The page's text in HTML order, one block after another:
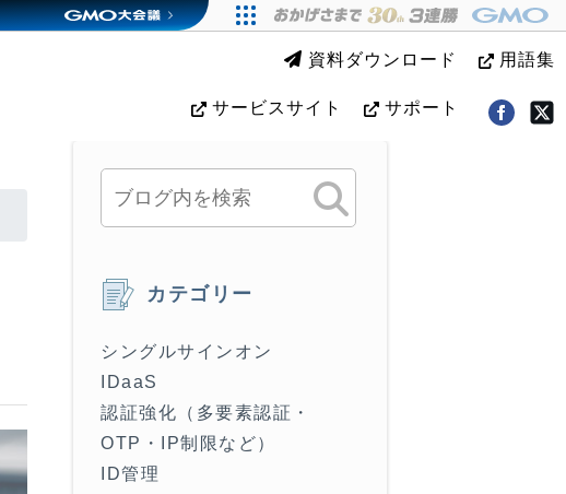
資料ダウンロード 用語集
サービスサイト サポート
カテゴリー
シングルサインオン
IDaaS
認証強化（多要素認証・
OTP・IP制限など）
ID管理